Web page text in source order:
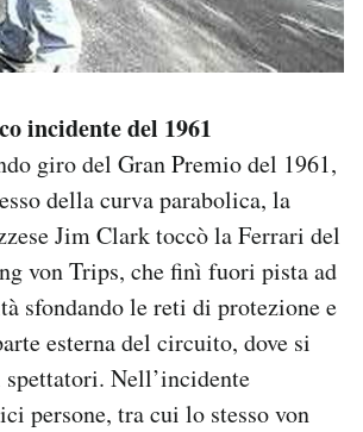
incidente del 1961
giro del Gran Premio del 1961,
della curva parabolica, la
Jim Clark toccò la Ferrari del
von Trips, che finì fuori pista ad
sfondando le reti di protezione e
esterna del circuito, dove si
Nell’incidente
persone, tra cui lo stesso von